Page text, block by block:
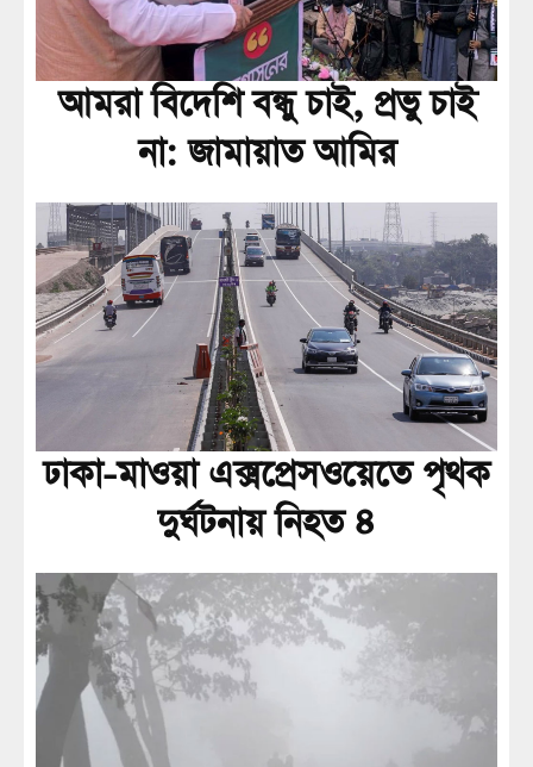
আমরা বিদেশি বন্ধু চাই, প্রভু চাই
না: জামায়াত আমির
ঢাকা-মাওয়া এক্সপ্রেসওয়েতে পৃথক
দুর্ঘটনায় নিহত ৪